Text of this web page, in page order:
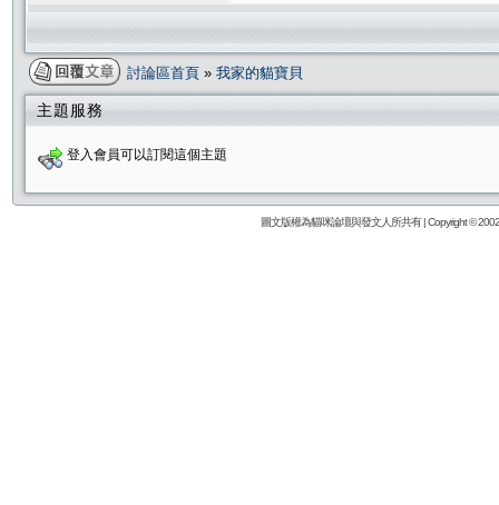
討論區首頁 » 我家的貓寶貝
主題服務
登入會員可以訂閱這個主題
圖文版權為貓咪論壇與發文人所共有 | Copyright ©